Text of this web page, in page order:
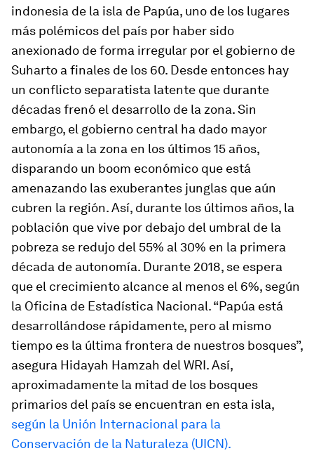
indonesia de la isla de Papúa, uno de los lugares
más polémicos del país por haber sido
anexionado de forma irregular por el gobierno de
Suharto a finales de los 60. Desde entonces hay
un conflicto separatista latente que durante
décadas frenó el desarrollo de la zona. Sin
embargo, el gobierno central ha dado mayor
autonomía a la zona en los últimos 15 años,
disparando un boom económico que está
amenazando las exuberantes junglas que aún
cubren la región. Así, durante los últimos años, la
población que vive por debajo del umbral de la
pobreza se redujo del 55% al 30% en la primera
década de autonomía. Durante 2018, se espera
que el crecimiento alcance al menos el 6%, según
la Oficina de Estadística Nacional. “Papúa está
desarrollándose rápidamente, pero al mismo
tiempo es la última frontera de nuestros bosques”,
asegura Hidayah Hamzah del WRI. Así,
aproximadamente la mitad de los bosques
primarios del país se encuentran en esta isla,
según la Unión Internacional para la
Conservación de la Naturaleza (UICN).